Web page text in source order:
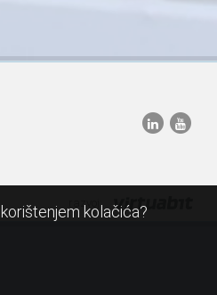
razvoj:
kolačića?